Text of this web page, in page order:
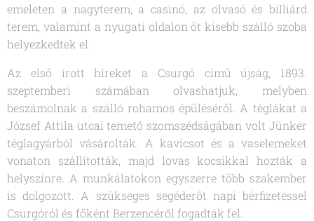
emeleten a nagyterem, a casinó, az olvasó és billiárd
terem, valamint a nyugati oldalon öt kisebb szálló szoba
helyezkedtek el.
Az első írott híreket a Csurgó című újság, 1893.
szeptemberi számában olvashatjuk, melyben
beszámolnak a szálló rohamos épüléséről. A téglákat a
József Attila utcai temető szomszédságában volt Jünker
téglagyárból vásárolták. A kavicsot és a vaselemeket
vonaton szállították, majd lovas kocsikkal hozták a
helyszínre. A munkálatokon egyszerre több szakember
is dolgozott. A szükséges segéderőt napi bérfizetéssel
Csurgóról és főként Berzencéről fogadták fel.